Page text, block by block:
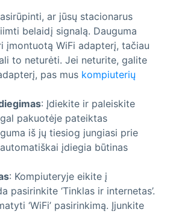
ar jūsų stacionarus
belaidį signalą. Dauguma
įmontuotą WiFi adapterį, tačiau
to neturėti. Jei neturite, galite
pas mus kompiuterių
: Įdiekite ir paleiskite
pakuotėje pateiktas
iš jų tiesiog jungiasi prie
įdiegia būtinas
: Kompiuteryje eikite į
pasirinkite ‘Tinklas ir internetas’.
‘WiFi’ pasirinkimą. Įjunkite